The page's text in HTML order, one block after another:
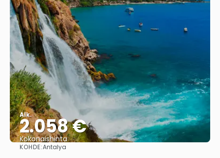
Alk.
2.058 €
Kokonaishinta
KOHDE:Antalya